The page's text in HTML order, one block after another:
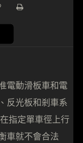
電動滑板車和電
反光板和剎車系
指定單車徑上行
車就不會合法